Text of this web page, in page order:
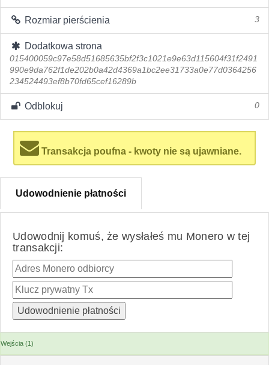
Rozmiar pierścienia 3
Dodatkowa strona
015400059c97e58d51685635bf2f3c1021e9e63d115604f31f2491
990e9da762f1de202b0a42d4369a1bc2ee31733a0e77d0364256
234524493ef8b70fd65cef16289b
Odblokuj 0
Transakcja poufna - kwoty nie są ujawniane.
Udowodnienie płatności
Udowodnij komuś, że wysłałeś mu Monero w tej
transakcji:
Wejścia (1)